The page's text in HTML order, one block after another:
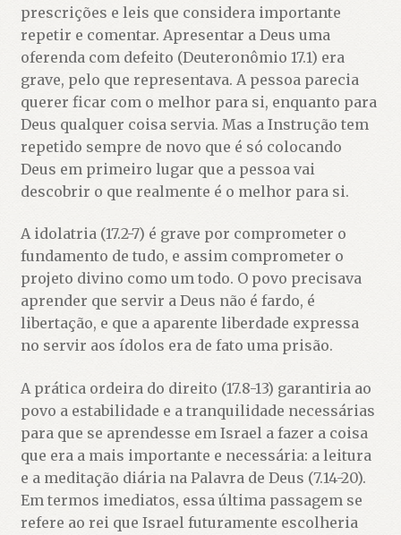
prescrições e leis que considera importante
repetir e comentar. Apresentar a Deus uma
oferenda com defeito (Deuteronômio 17.1) era
grave, pelo que representava. A pessoa parecia
querer ficar com o melhor para si, enquanto para
Deus qualquer coisa servia. Mas a Instrução tem
repetido sempre de novo que é só colocando
Deus em primeiro lugar que a pessoa vai
descobrir o que realmente é o melhor para si.
A idolatria (17.2-7) é grave por comprometer o
fundamento de tudo, e assim comprometer o
projeto divino como um todo. O povo precisava
aprender que servir a Deus não é fardo, é
libertação, e que a aparente liberdade expressa
no servir aos ídolos era de fato uma prisão.
A prática ordeira do direito (17.8-13) garantiria ao
povo a estabilidade e a tranquilidade necessárias
para que se aprendesse em Israel a fazer a coisa
que era a mais importante e necessária: a leitura
e a meditação diária na Palavra de Deus (7.14-20).
Em termos imediatos, essa última passagem se
refere ao rei que Israel futuramente escolheria